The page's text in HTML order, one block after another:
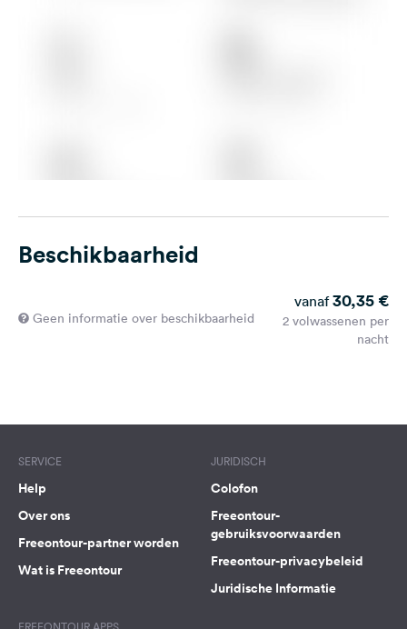
Beschikbaarheid
Geen informatie over beschikbaarheid
vanaf 30,35 €
2 volwassenen per
nacht
SERVICE
Help
Over ons
Freeontour-partner worden
Wat is Freeontour
JURIDISCH
Colofon
Freeontour-
gebruiksvoorwaarden
Freeontour-privacybeleid
Juridische Informatie